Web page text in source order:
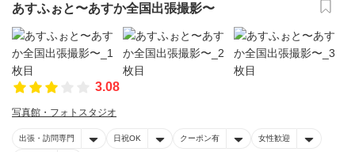
あすふぉと〜あすか全国出張撮影〜
3.08
写真館・フォトスタジオ
出張・訪問専門 日祝OK クーポン有 女性歓迎